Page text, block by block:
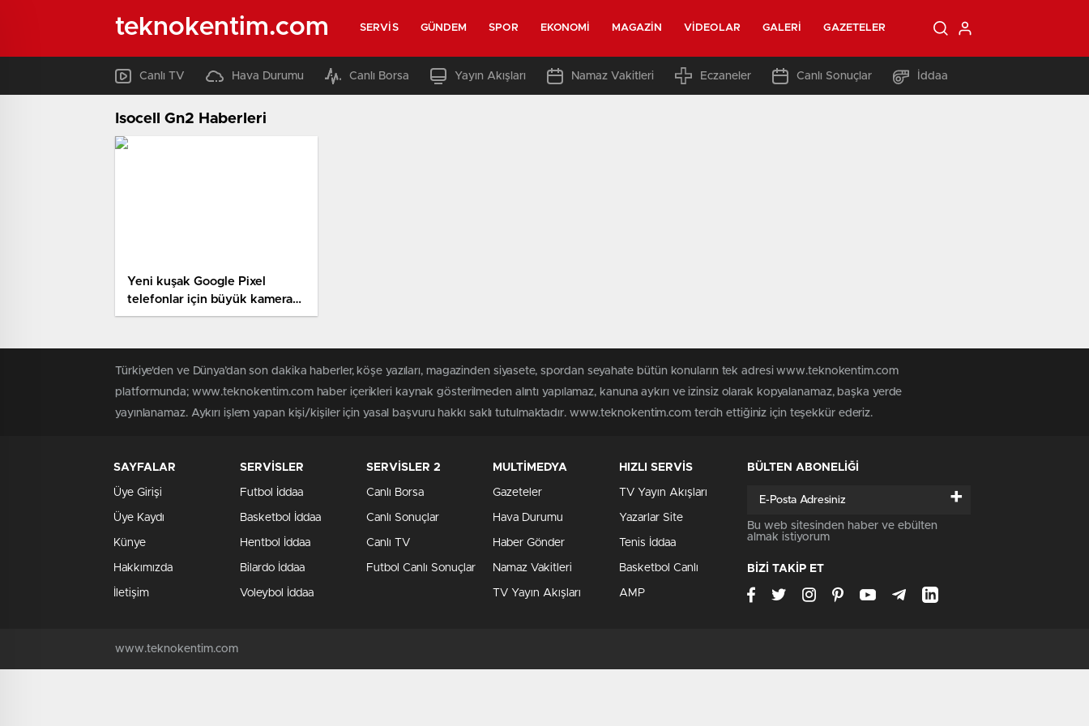
teknokentim.com SERVIS GÜNDEM SPOR EKONOMI MAGAZIN VIDEOLAR GALERI GAZETELER
Canlı TV Hava Durumu Canlı Borsa Yayın Akışları Namaz Vakitleri Eczaneler Canlı Sonuçlar İddaa
Isocell Gn2 Haberleri
Yeni kuşak Google Pixel
telefonlar için büyük kamera
iddiası!
Türkiye'den ve Dünya’dan son dakika haberler, köşe yazıları, magazinden siyasete, spordan seyahate bütün konuların tek adresi www.teknokentim.com
platformunda; www.teknokentim.com haber içerikleri kaynak gösterilmeden alıntı yapılamaz, kanuna aykırı ve izinsiz olarak kopyalanamaz, başka yerde
yayınlanamaz. Aykırı işlem yapan kişi/kişiler için yasal başvuru hakkı saklı tutulmaktadır. www.teknokentim.com tercih ettiğiniz için teşekkür ederiz.
SAYFALAR
Üye Girişi
Üye Kaydı
Künye
Hakkımızda
İletişim
SERVİSLER
Futbol İddaa
Basketbol İddaa
Hentbol İddaa
Bilardo İddaa
Voleybol İddaa
SERVİSLER 2
Canlı Borsa
Canlı Sonuçlar
Canlı TV
Futbol Canlı Sonuçlar
MULTİMEDYA
Gazeteler
Hava Durumu
Haber Gönder
Namaz Vakitleri
TV Yayın Akışları
HIZLI SERVİS
TV Yayın Akışları
Yazarlar Site
Tenis İddaa
Basketbol Canlı
AMP
BÜLTEN ABONELİĞİ
+
Bu web sitesinden haber ve ebülten
almak istiyorum
BİZİ TAKİP ET
www.teknokentim.com